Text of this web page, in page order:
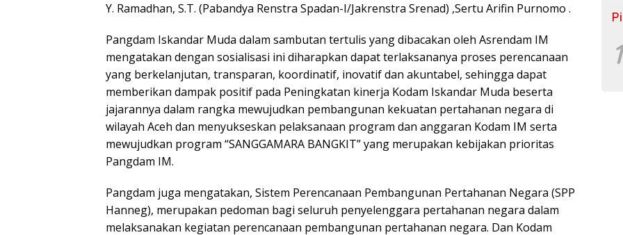
Y. Ramadhan, S.T. (Pabandya Renstra Spadan-I/Jakrenstra Srenad) ,Sertu Arifin Purnomo .
Pangdam Iskandar Muda dalam sambutan tertulis yang dibacakan oleh Asrendam IM
mengatakan dengan sosialisasi ini diharapkan dapat terlaksananya proses perencanaan
yang berkelanjutan, transparan, koordinatif, inovatif dan akuntabel, sehingga dapat
memberikan dampak positif pada Peningkatan kinerja Kodam Iskandar Muda beserta
jajarannya dalam rangka mewujudkan pembangunan kekuatan pertahanan negara di
wilayah Aceh dan menyukseskan pelaksanaan program dan anggaran Kodam IM serta
mewujudkan program “SANGGAMARA BANGKIT” yang merupakan kebijakan prioritas
Pangdam IM.
Pangdam juga mengatakan, Sistem Perencanaan Pembangunan Pertahanan Negara (SPP
Hanneg), merupakan pedoman bagi seluruh penyelenggara pertahanan negara dalam
melaksanakan kegiatan perencanaan pembangunan pertahanan negara. Dan Kodam
1